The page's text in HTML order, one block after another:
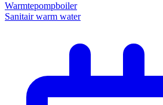
Warmtepompboiler
Sanitair warm water